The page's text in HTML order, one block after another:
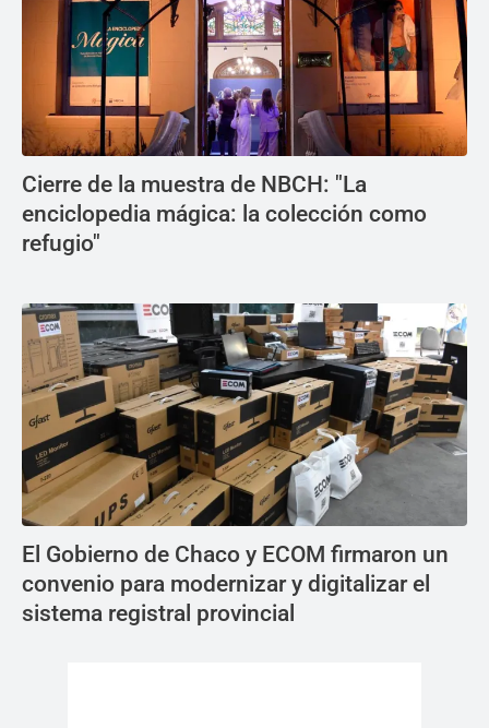
Cierre de la muestra de NBCH: "La
enciclopedia mágica: la colección como
refugio"
El Gobierno de Chaco y ECOM firmaron un
convenio para modernizar y digitalizar el
sistema registral provincial